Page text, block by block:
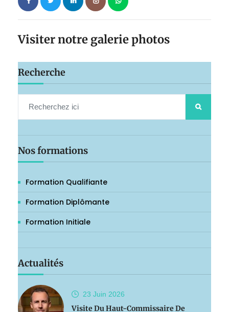
Visiter notre galerie photos
Recherche
Nos formations
Formation Qualifiante
Formation Diplômante
Formation Initiale
Actualités
23 Juin 2026
Visite Du Haut-Commissaire De